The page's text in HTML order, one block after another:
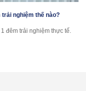
nghiệm thế nào?
đêm trải nghiệm thực tế.